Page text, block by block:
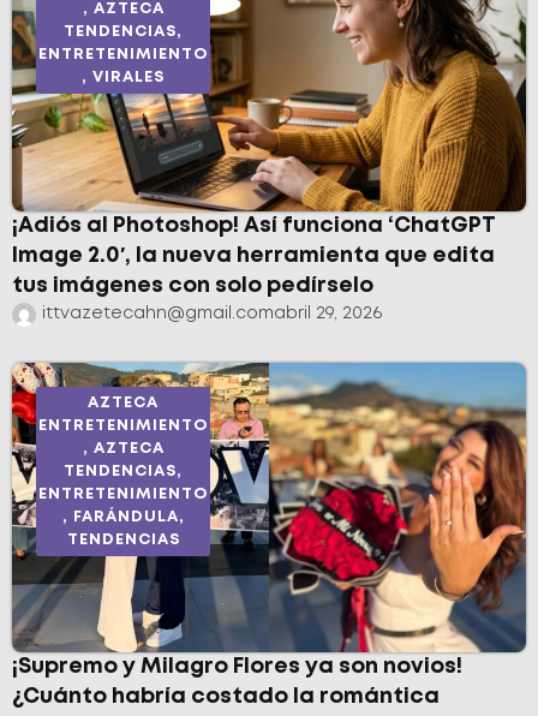
, AZTECA
TENDENCIAS,
ENTRETENIMIENTO
, VIRALES
¡Adiós al Photoshop! Así funciona ‘ChatGPT
Image 2.0′, la nueva herramienta que edita
tus imágenes con solo pedírselo
ittvazetecahn@gmail.comabril 29, 2026
AZTECA
ENTRETENIMIENTO
, AZTECA
TENDENCIAS,
ENTRETENIMIENTO
,
FARÁNDULA,
TENDENCIAS
¡Supremo y Milagro Flores ya son novios!
¿Cuánto habría costado la romántica